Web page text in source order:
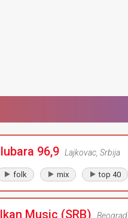
96,9 Lajkovac Srbija
folk mix top 40
Music (SRB) Beograd